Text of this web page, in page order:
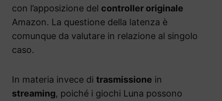
con l’apposizione del controller originale
Amazon. La questione della latenza è
comunque da valutare in relazione al singolo
caso.
In materia invece di trasmissione in
streaming, poiché i giochi Luna possono